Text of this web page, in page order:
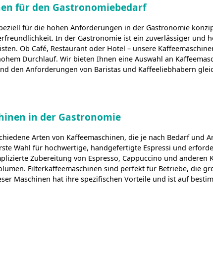
für den Gastronomiebedarf
für die hohen Anforderungen in der Gastronomie
In der Gastronomie ist ein zuverlässiger und
Ob Café, Restaurant oder Hotel – unsere
Durchlauf. Wir bieten Ihnen eine Auswahl an
den Anforderungen von Baristas und Kaffeeliebhabern
in der Gastronomie
Arten von Kaffeemaschinen, die je nach Bedarf und
Wahl für hochwertige, handgefertigte Espressi und
Zubereitung von Espresso, Cappuccino und anderen
Filterkaffeemaschinen sind perfekt für Betriebe, die
Maschinen hat ihre spezifischen Vorteile und ist auf